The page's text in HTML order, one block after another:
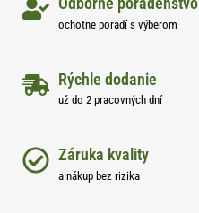
ochotne poradí s výberom
Rýchle dodanie
už do 2 pracovných dní
Záruka kvality
a nákup bez rizika